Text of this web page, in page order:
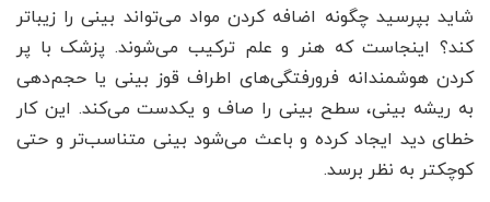
شاید بپرسید چگونه اضافه کردن مواد می‌تواند بینی را زیباتر
کند؟ اینجاست که هنر و علم ترکیب می‌شوند. پزشک با پر
کردن هوشمندانه فرورفتگی‌های اطراف قوز بینی یا حجم‌دهی
به ریشه بینی، سطح بینی را صاف و یکدست می‌کند. این کار
خطای دید ایجاد کرده و باعث می‌شود بینی متناسب‌تر و حتی
کوچکتر به نظر برسد.